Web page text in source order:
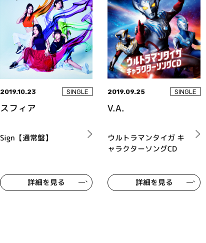
2019.10.23 SINGLE
スフィア
Sign【通常盤】
詳細を見る
2019.09.25 SINGLE
V.A.
ウルトラマンタイガ キ
ャラクターソングCD
詳細を見る